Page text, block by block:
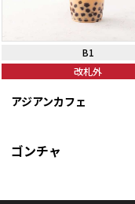
B1
改札外
アジアンカフェ
ゴンチャ